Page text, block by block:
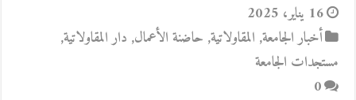
16 يناير، 2025
أخبار الجامعة, المقاولاتية, حاضنة الأعمال, دار المقاولاتية,
مستجدات الجامعة
0